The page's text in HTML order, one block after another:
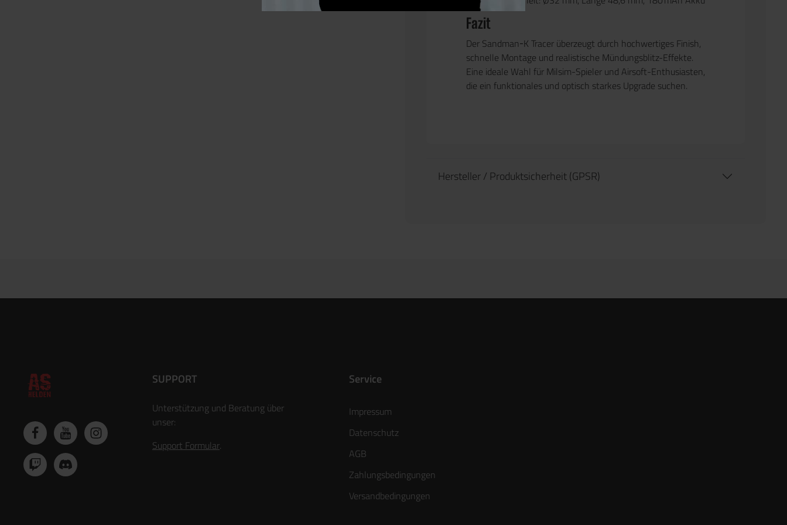
Fazit
Der Sandman‑K Tracer überzeugt durch hochwertiges Finish,
schnelle Montage und realistische Mündungsblitz-Effekte.
Eine ideale Wahl für Milsim-Spieler und Airsoft-Enthusiasten,
die ein funktionales und optisch starkes Upgrade suchen.
Hersteller / Produktsicherheit (GPSR)
SUPPORT
Unterstützung und Beratung über
unser:
Support Formular.
Service
Impressum
Datenschutz
AGB
Zahlungsbedingungen
Versandbedingungen